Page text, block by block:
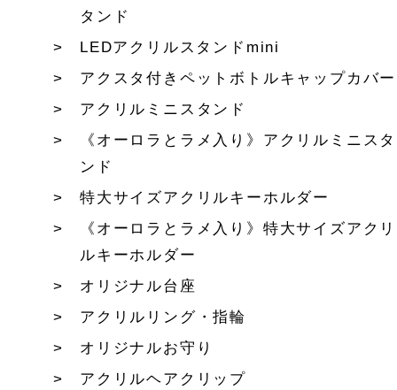
タンド
LEDアクリルスタンドmini
アクスタ付きペットボトルキャップカバー
アクリルミニスタンド
《オーロラとラメ入り》アクリルミニスタ
ンド
特大サイズアクリルキーホルダー
《オーロラとラメ入り》特大サイズアクリ
ルキーホルダー
オリジナル台座
アクリルリング・指輪
オリジナルお守り
アクリルヘアクリップ